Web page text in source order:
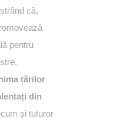
că,
pentru
țărilor
din
și tuturor